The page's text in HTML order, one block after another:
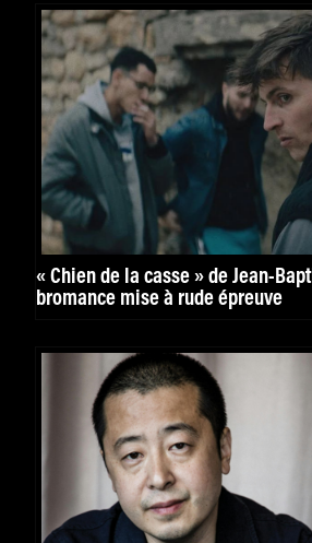
« Chien de la casse » de Jean-
bromance mise à rude épreuve